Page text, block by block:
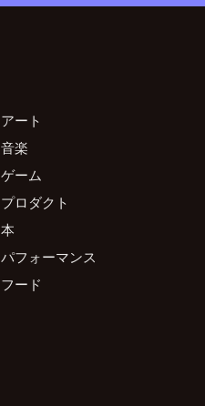
アート
音楽
ゲーム
プロダクト
本
パフォーマンス
フード